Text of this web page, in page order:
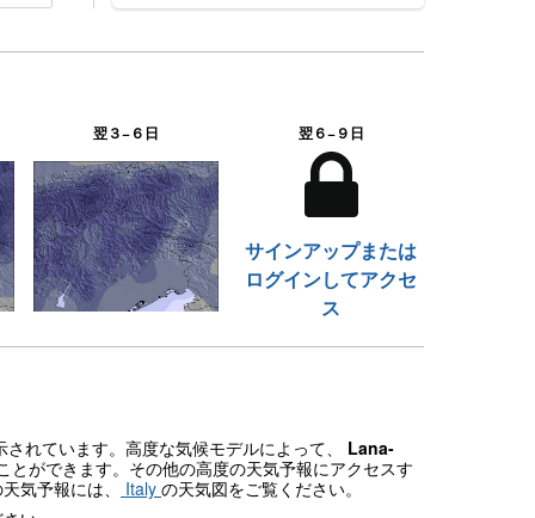
翌３−６日 翌６−９日
サインアップまたは
ログインしてアクセ
ス
れています。高度な気候モデルによって、
Lana-
ができます。その他の高度の天気予報にアクセスす
気予報には、
Italy の天気図をご覧ください。